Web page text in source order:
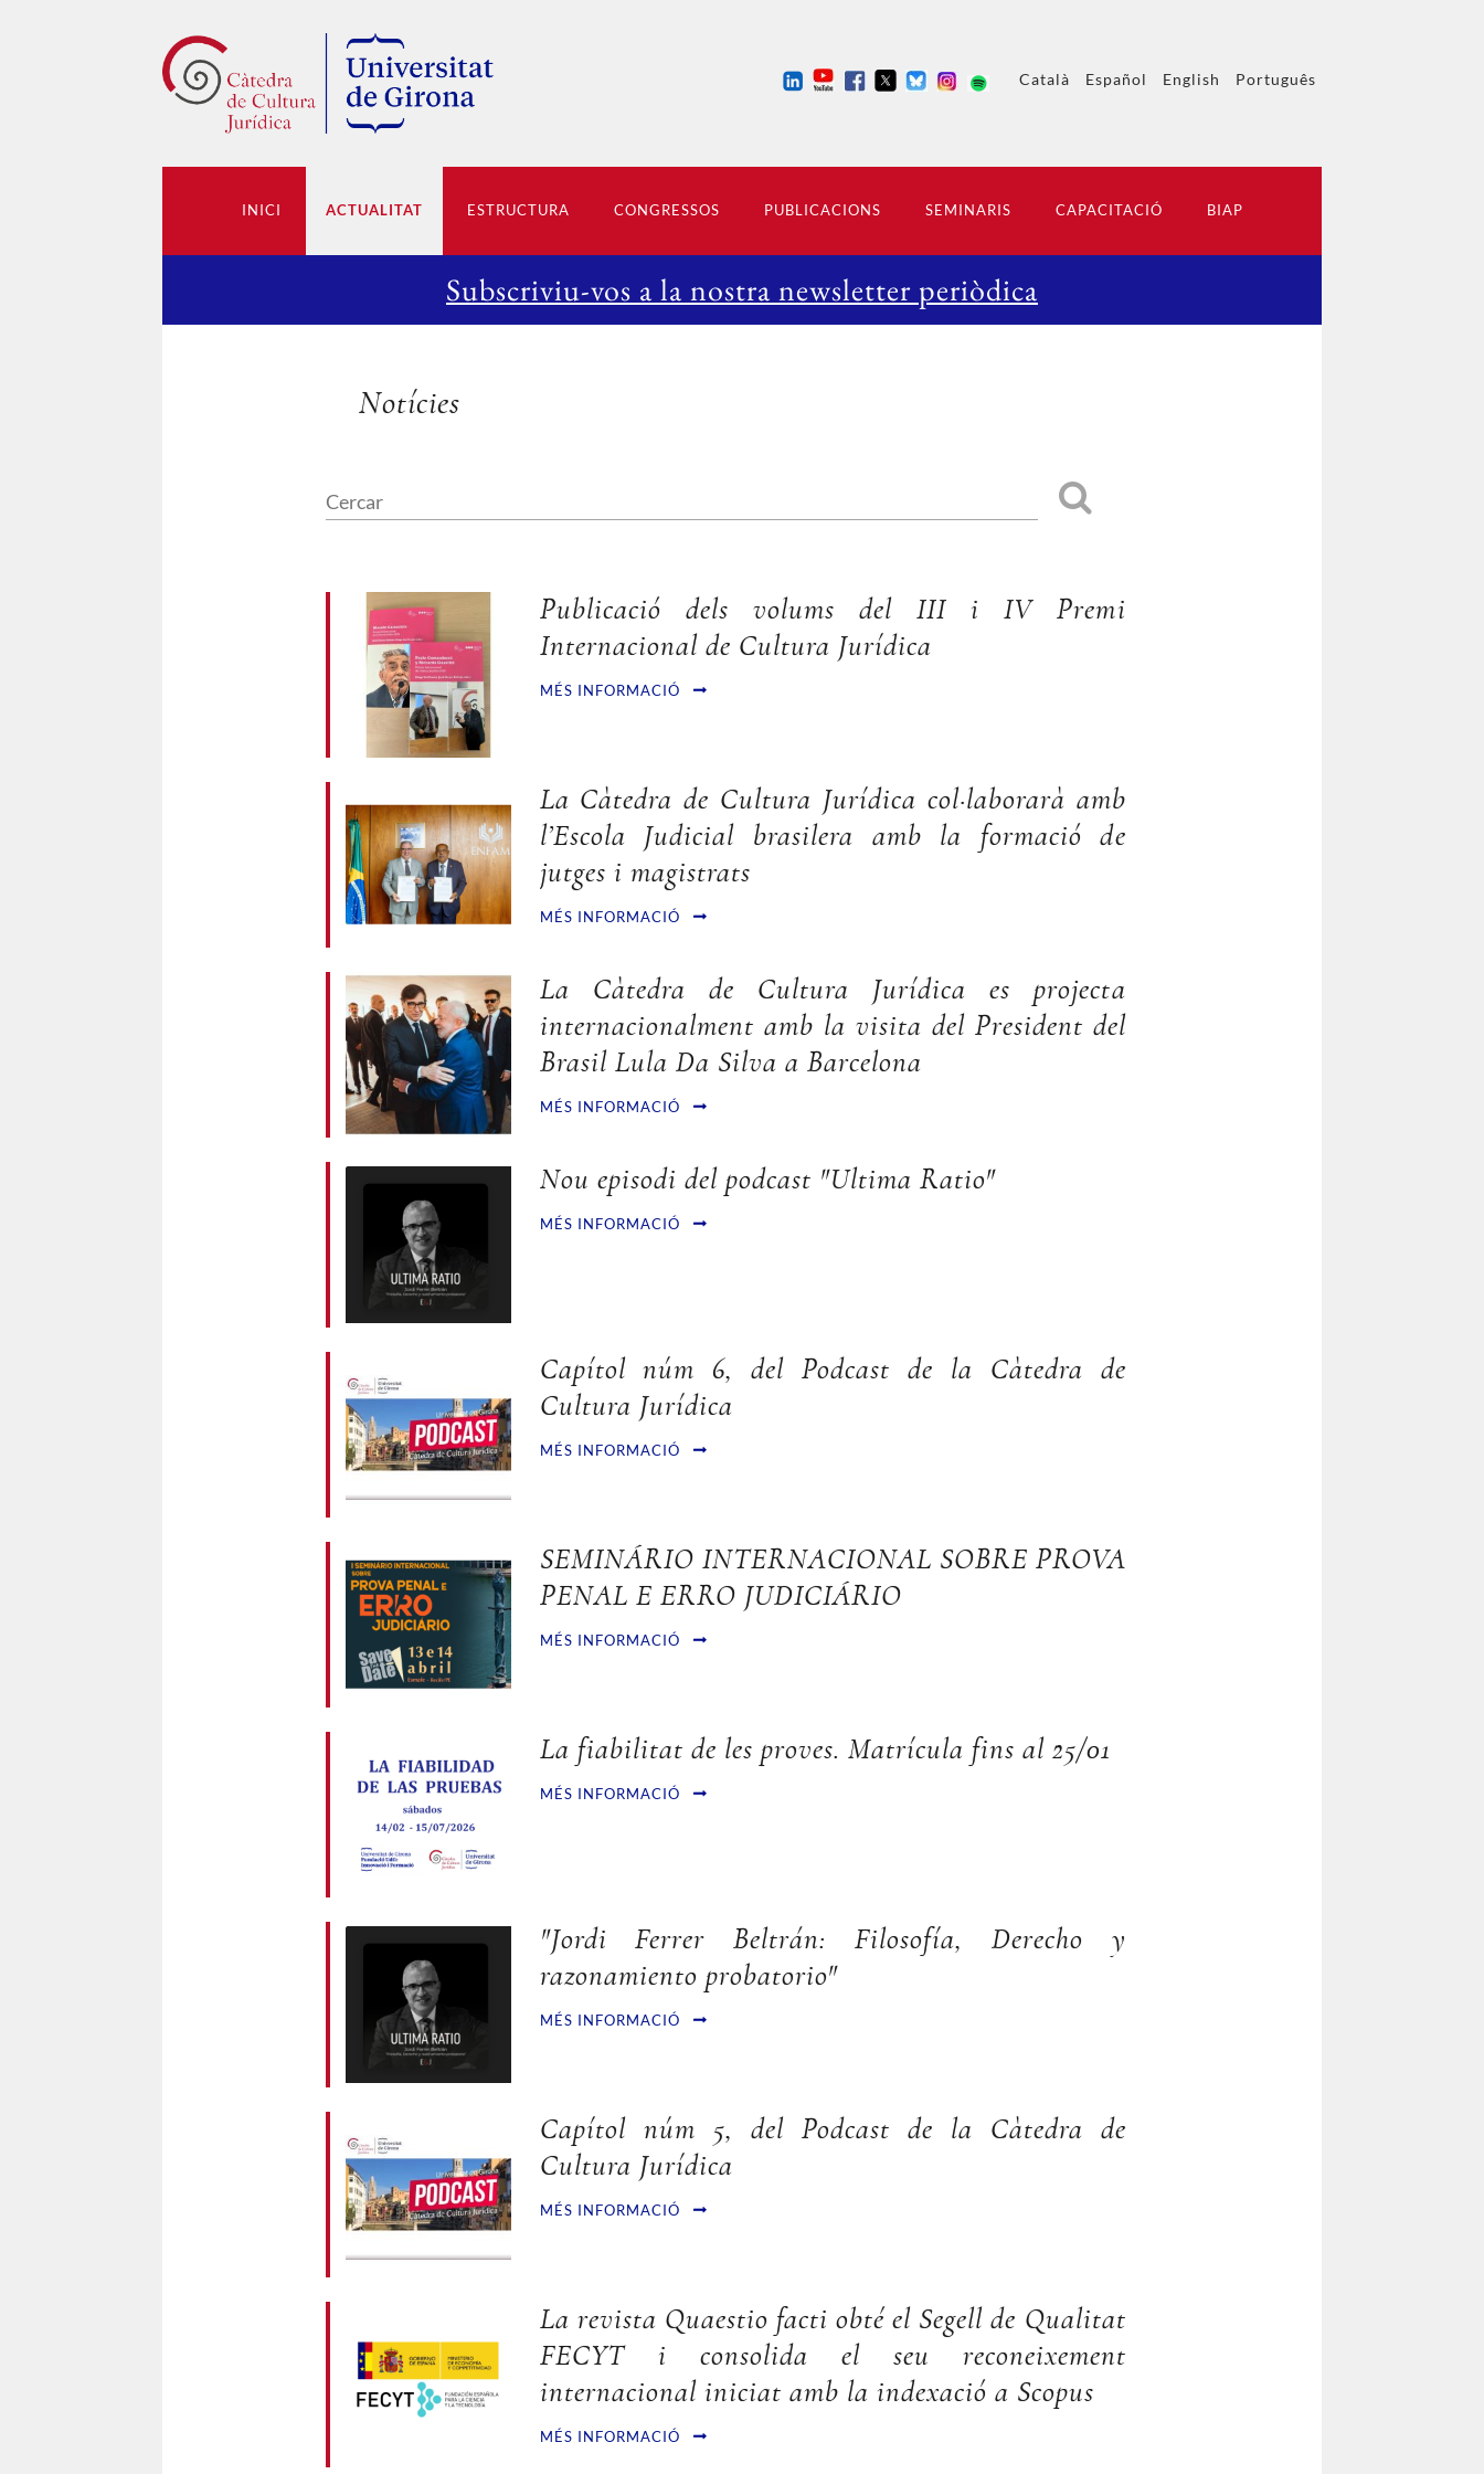
Català Español English Português
INICI ACTUALITAT ESTRUCTURA CONGRESSOS PUBLICACIONS SEMINARIS CAPACITACIÓ BIAP
Subscriviu-vos a la nostra newsletter periòdica
Notícies
Publicació dels volums del III i IV Premi
Internacional de Cultura Jurídica
MÉS INFORMACIÓ
La Càtedra de Cultura Jurídica col·laborarà amb
l’Escola Judicial brasilera amb la formació de
jutges i magistrats
MÉS INFORMACIÓ
La Càtedra de Cultura Jurídica es projecta
internacionalment amb la visita del President del
Brasil Lula Da Silva a Barcelona
MÉS INFORMACIÓ
Nou episodi del podcast "Ultima Ratio"
MÉS INFORMACIÓ
Capítol núm 6, del Podcast de la Càtedra de
Cultura Jurídica
MÉS INFORMACIÓ
SEMINÁRIO INTERNACIONAL SOBRE PROVA
PENAL E ERRO JUDICIÁRIO
MÉS INFORMACIÓ
La fiabilitat de les proves. Matrícula fins al 25/01
MÉS INFORMACIÓ
"Jordi Ferrer Beltrán: Filosofía, Derecho y
razonamiento probatorio"
MÉS INFORMACIÓ
Capítol núm 5, del Podcast de la Càtedra de
Cultura Jurídica
MÉS INFORMACIÓ
La revista Quaestio facti obté el Segell de Qualitat
FECYT i consolida el seu reconeixement
internacional iniciat amb la indexació a Scopus
MÉS INFORMACIÓ